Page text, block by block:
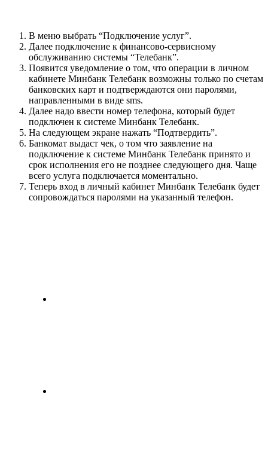
В меню выбрать “Подключение услуг”.
Далее подключение к финансово-сервисному
обслуживанию системы “Телебанк”.
Появится уведомление о том, что операции в личном
кабинете Минбанк Телебанк возможны только по счетам
банковских карт и подтверждаются они паролями,
направленными в виде sms.
Далее надо ввести номер телефона, который будет
подключен к системе Минбанк Телебанк.
На следующем экране нажать “Подтвердить”.
Банкомат выдаст чек, о том что заявление на
подключение к системе Минбанк Телебанк принято и
срок исполнения его не позднее следующего дня. Чаще
всего услуга подключается моментально.
Теперь вход в личный кабинет Минбанк Телебанк будет
сопровождаться паролями на указанный телефон.